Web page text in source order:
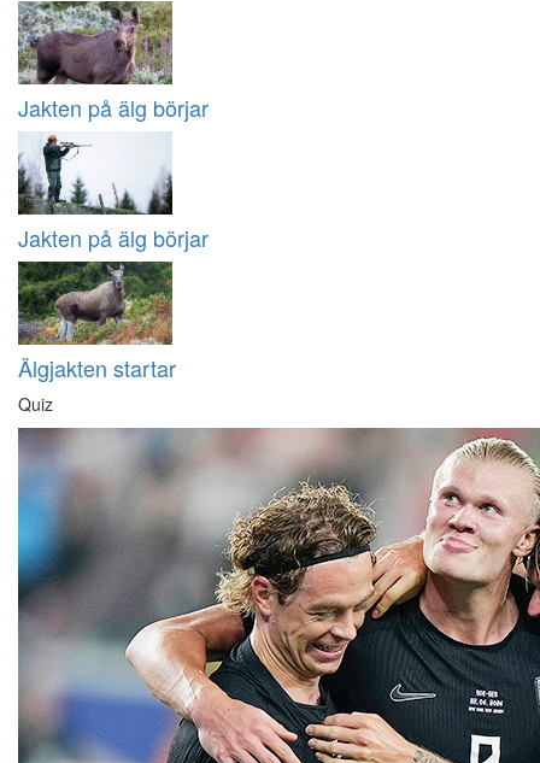
Jakten på älg börjar
Jakten på älg börjar
Älgjakten startar
Quiz